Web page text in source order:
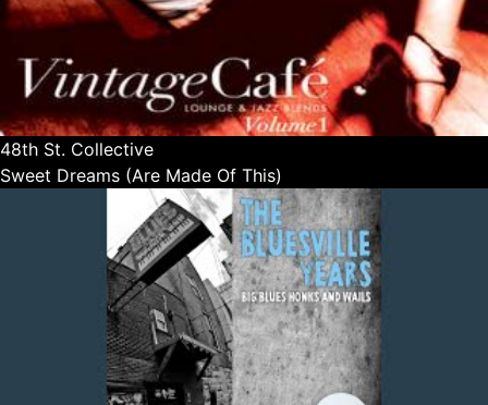
48th St. Collective
Sweet Dreams (Are Made Of This)